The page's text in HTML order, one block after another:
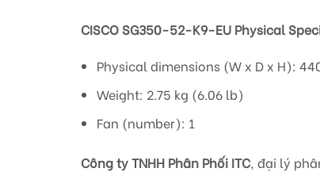
CISCO SG350-52-K9-EU Physical
Physical dimensions (W x D x H):
Weight: 2.75 kg (6.06 lb)
Fan (number): 1
Công ty TNHH Phân Phối ITC, đại lý